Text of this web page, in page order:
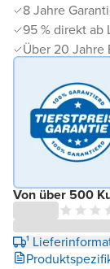
8 Jahre
95 % direkt ab
Über 20 Jahre
Von über 500
¹